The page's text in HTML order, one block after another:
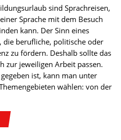
sind Sprachreisen,
Sprache mit dem Besuch
kann. Der Sinn eines
die berufliche, politische oder
zu fördern. Deshalb sollte das
zur jeweiligen Arbeit passen.
ist, kann man unter
wählen: von der